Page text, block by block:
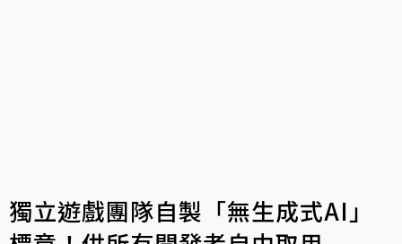
獨立遊戲團隊自製「無生成式AI」